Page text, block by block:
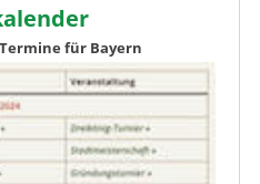
für Bayern